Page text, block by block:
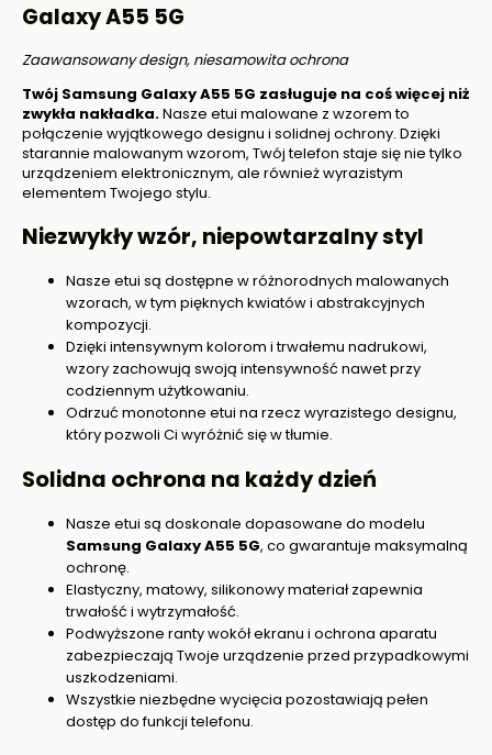
Galaxy A55 5G
Zaawansowany design, niesamowita ochrona
Twój Samsung Galaxy A55 5G zasługuje na coś więcej niż
zwykła nakładka.Nasze etui malowane z wzorem to
połączenie wyjątkowego designu i solidnej ochrony. Dzięki
starannie malowanym wzorom, Twój telefon staje się nie tylko
urządzeniem elektronicznym, ale również wyrazistym
elementem Twojego stylu.
Niezwykły wzór, niepowtarzalny styl
Nasze etui są dostępne w różnorodnych malowanych
wzorach, w tym pięknych kwiatów i abstrakcyjnych
kompozycji.
Dzięki intensywnym kolorom i trwałemu nadrukowi,
wzory zachowują swoją intensywność nawet przy
codziennym użytkowaniu.
Odrzuć monotonne etui na rzecz wyrazistego designu,
który pozwoli Ci wyróżnić się w tłumie.
Solidna ochrona na każdy dzień
Nasze etui są doskonale dopasowane do modelu
Samsung Galaxy A55 5G, co gwarantuje maksymalną
ochronę.
Elastyczny, matowy, silikonowy materiał zapewnia
trwałość i wytrzymałość.
Podwyższone ranty wokół ekranu i ochrona aparatu
zabezpieczają Twoje urządzenie przed przypadkowymi
uszkodzeniami.
Wszystkie niezbędne wycięcia pozostawiają pełen
dostęp do funkcji telefonu.